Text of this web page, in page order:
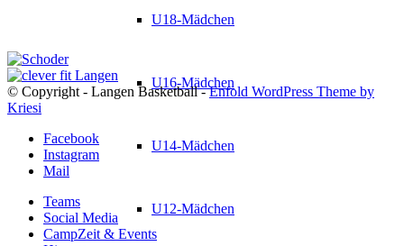
U18-Mädchen
U16-Mädchen
U14-Mädchen
U12-Mädchen
© Copyright - Langen Basketball -Enfold WordPress Theme by
Kriesi
Facebook
Instagram
Mail
Teams
Social Media
CampZeit & Events